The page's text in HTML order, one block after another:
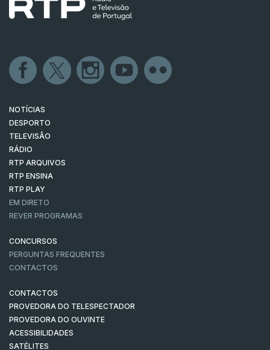
NOTÍCIAS
DESPORTO
TELEVISÃO
RÁDIO
RTP ARQUIVOS
RTP ENSINA
RTP PLAY
EM DIRETO
REVER PROGRAMAS
CONCURSOS
PERGUNTAS FREQUENTES
CONTACTOS
CONTACTOS
PROVEDORA DO TELESPECTADOR
PROVEDORA DO OUVINTE
ACESSIBILIDADES
SATÉLITES